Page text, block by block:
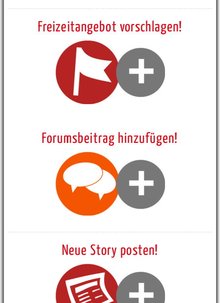
Freizeitangebot vorschlagen!
Forumsbeitrag hinzufügen!
Neue Story posten!